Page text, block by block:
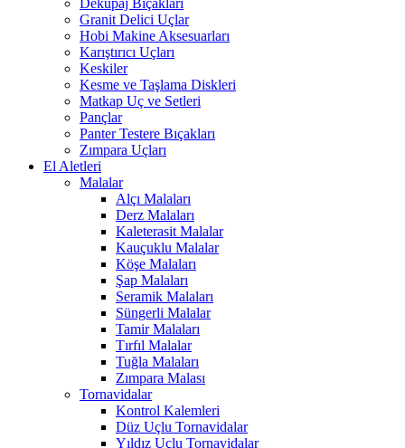
Dekupaj Bıçakları
Granit Delici Uçlar
Hobi Makine Aksesuarları
Karıştırıcı Uçları
Keskiler
Kesme ve Taşlama Diskleri
Matkap Uç ve Setleri
Pançlar
Panter Testere Bıçakları
Zımpara Uçları
El Aletleri
Malalar
Alçı Malaları
Derz Malaları
Kaleterasit Malalar
Kauçuklu Malalar
Köşe Malaları
Şap Malaları
Seramik Malaları
Süngerli Malalar
Tamir Malaları
Tırfıl Malalar
Tuğla Malaları
Zımpara Malası
Tornavidalar
Kontrol Kalemleri
Düz Uçlu Tornavidalar
Yıldız Uçlu Tornavidalar